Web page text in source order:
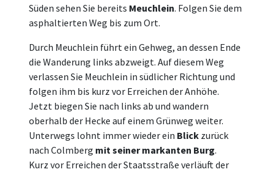
Süden sehen Sie bereits Meuchlein. Folgen Sie dem
asphaltierten Weg bis zum Ort.
Durch Meuchlein führt ein Gehweg, an dessen Ende
die Wanderung links abzweigt. Auf diesem Weg
verlassen Sie Meuchlein in südlicher Richtung und
folgen ihm bis kurz vor Erreichen der Anhöhe.
Jetzt biegen Sie nach links ab und wandern
oberhalb der Hecke auf einem Grünweg weiter.
Unterwegs lohnt immer wieder ein Blickzurück
nach Colmberg mit seiner markanten Burg.
Kurz vor Erreichen der Staatsstraße verläuft der